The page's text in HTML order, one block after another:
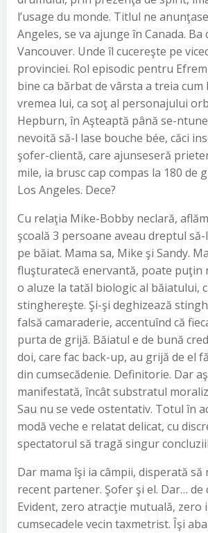
l’usage du monde. Titlul ne
Angeles, se va ajunge în Canada. Ba
Vancouver. Unde îl cucereşte pe
provinciei. Rol episodic pentru
bine ca bărbat de vârsta a treia cum
vremea lui, ca soţ al personajului
Hepburn, în Aşteaptă până se-
nevoită să-l lase bouche bée, căci
şofer-clientă, care ajunseseră
mile, ia brusc cap compas la 180 de
Los Angeles. Dece?
Cu relaţia Mike-Bobby neclară,
şcoală 3 persoane aveau dreptul să-
pe băiat. Mama sa, Mike şi Sandy.
fluşturatecă enervantă, poate puţin
o aluze la tatăl biologic al băiatului,
stinghereşte. Şi-şi deghizează
falsă camaraderie, accentuînd că
purta de grijă. Băiatul e de bună
doi, care fac back-up, au grijă de el
din cumsecădenie. Definitorie. Dar
manifestată, încât substratul
Sau nu se vede ostentativ. Totul în
modă veche e relatat delicat, cu
spectatorul să tragă singur
Dar mama îşi ia câmpii, disperată să
recent partener. Şofer şi el. Dar… de
Evident, zero atracţie mutuală, zero
cumsecadele vecin taxmetrist. Îşi